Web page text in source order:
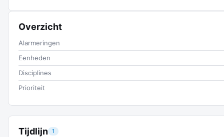
Tijdlijn 1
Overzicht
Alarmeringen
Eenheden
Disciplines
Prioriteit